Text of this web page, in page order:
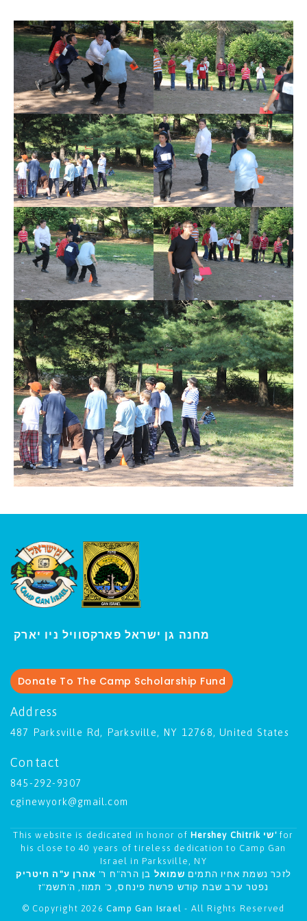
מחנה גן ישראל פארקסוויל ני
Donate To The Camp Scholarship Fund
Address
487 Parksville Rd, Parksville, NY 12768, United States
Contact
845-292-9307
cginewyork@gmail.com
This website is dedicated in honor of Hershey Chitrik שי' for
his close to 40 years of tireless dedication to Camp Gan
Israel in Parksville, NY
לזכר נשמת אחיו התמים שמואל בן הרה"ח ר' אהרן ע"ה חיטריק
נפטר ערב שבת קודש פרשת פינחס, כ' תמוז, ה'תשמ"ז
© Copyright 2026 Camp Gan Israel- All Rights Reserved